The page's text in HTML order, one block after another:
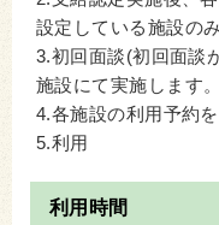
設定している施設の
3.初回面談(初回面談
施設にて実施します。
4.各施設の利用予約
5.利用
利用時間